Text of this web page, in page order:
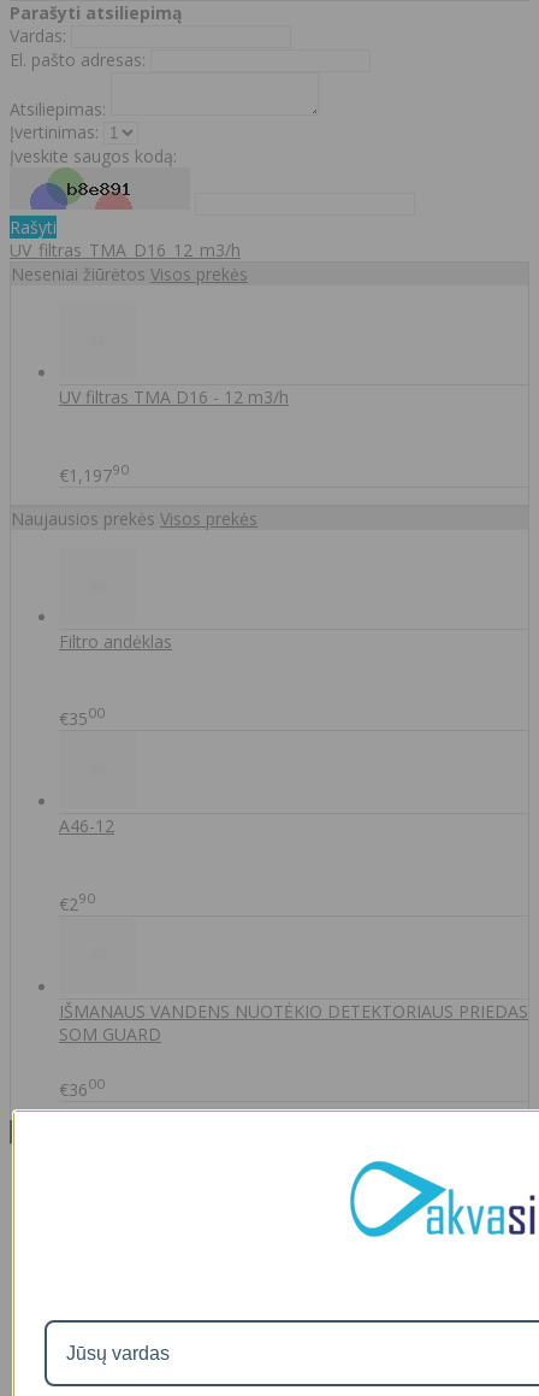
Parašyti atsiliepimą
Vardas:
El. pašto adresas:
Atsiliepimas:
Įvertinimas:
Įveskite saugos kodą:
Rašyti
UV_filtras_TMA_D16_12_m3/h
Neseniai žiūrėtos Visos prekės
UV filtras TMA D16 - 12 m3/h
€1,19790
Naujausios prekės Visos prekės
Filtro andėklas
€3500
A46-12
€290
IŠMANAUS VANDENS NUOTĖKIO DETEKTORIAUS PRIEDAS
SOM GUARD
€3600
NAUJIENOS